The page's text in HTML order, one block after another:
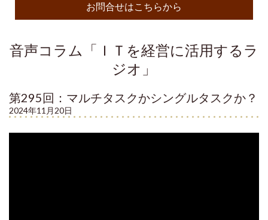
お問合せはこちらから
音声コラム「ＩＴを経営に活用するラ
ジオ」
第295回：マルチタスクかシングルタスクか？
2024年11月20日